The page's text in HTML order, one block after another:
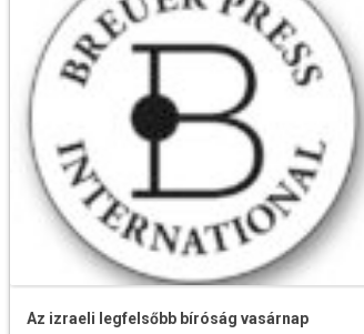
Az izraeli legfelsőbb bíróság vasárnap